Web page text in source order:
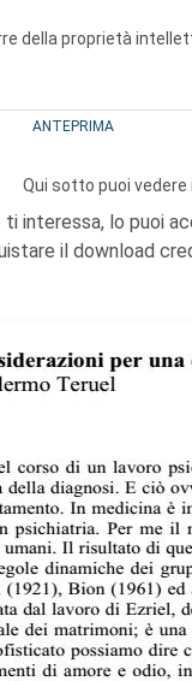
della proprietà
ANTEPRIMA
Qui sotto puoi
interessa, lo puoi
il download